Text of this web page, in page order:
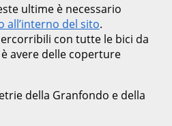
ultime è necessario
all’interno del sito.
con tutte le bici da
avere delle coperture
della Granfondo e della